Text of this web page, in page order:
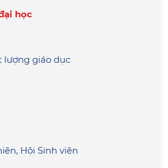
học
lượng giáo dục
Hội Sinh viên